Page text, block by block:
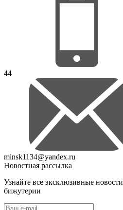
44
minsk1134@yandex.ru
Новостная рассылка
Узнайте все эксклюзивные
бижутерии